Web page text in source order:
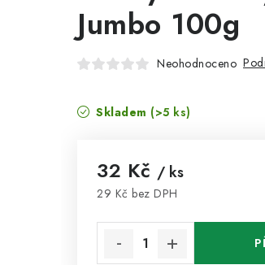
Jumbo 100g
Neohodnoceno
Skladem (>5 ks)
32 Kč / ks
29 Kč bez DPH